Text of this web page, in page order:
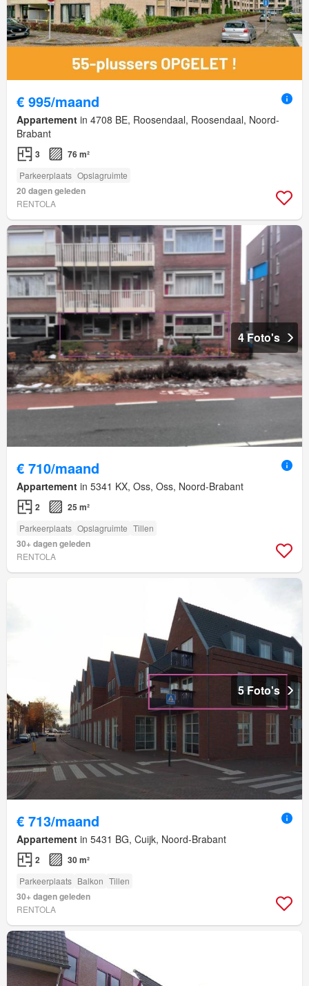
€ 995/maand
Appartement in 4708 BE, Roosendaal, Roosendaal, Noord-
Brabant
3 76 m²
Parkeerplaats Opslagruimte
20 dagen geleden
RENTOLA
4 Foto's
€ 710/maand
Appartement in 5341 KX, Oss, Oss, Noord-Brabant
2 25 m²
Parkeerplaats Opslagruimte Tillen
30+ dagen geleden
RENTOLA
5 Foto's
€ 713/maand
Appartement in 5431 BG, Cuijk, Noord-Brabant
2 30 m²
Parkeerplaats Balkon Tillen
30+ dagen geleden
RENTOLA